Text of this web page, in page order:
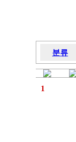
분류
1